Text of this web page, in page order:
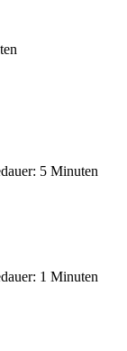
5 Minuten
1 Minuten